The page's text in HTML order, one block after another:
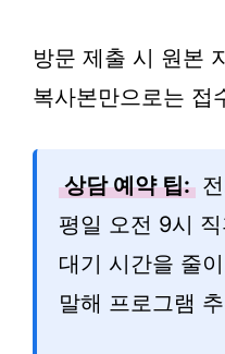
방문 제출 시 원본
복사본만으로는 접
상담 예약 팁:
평일 오전 9시
대기 시간을 줄
말해 프로그램